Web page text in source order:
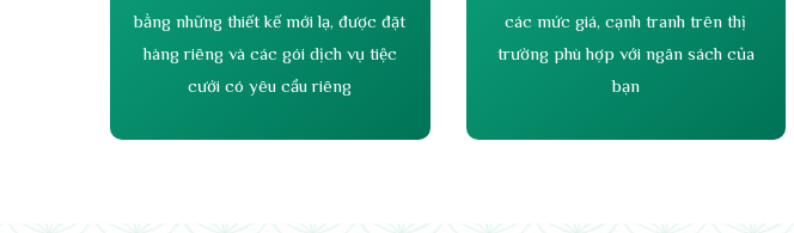
Tại sao nên
Rất nhiều khách hàng đến với chúng tôi trong